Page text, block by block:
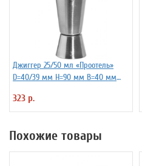
Джиггер 25/50 мл «Проотель»
D=40/39 мм H=90 мм B=40 мм
323 р.
Похожие товары